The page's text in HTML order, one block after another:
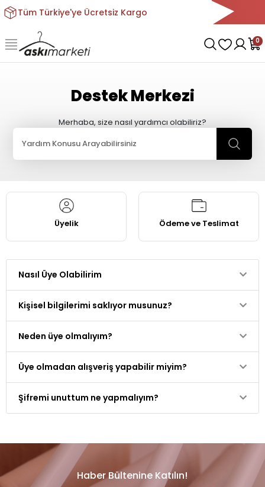
Tüm Türkiye'ye Ücretsiz Kargo
0
Destek Merkezi
Merhaba, size nasıl yardımcı olabiliriz?
Üyelik Ödeme ve Teslimat
Nasıl Üye Olabilirim
Kişisel bilgilerimi saklıyor musunuz?
Neden üye olmalıyım?
Üye olmadan alışveriş yapabilir miyim?
Şifremi unuttum ne yapmalıyım?
Haber Bültenine Katılın!